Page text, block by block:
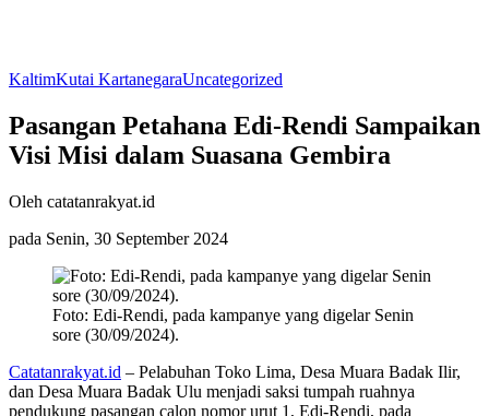
KaltimKutai KartanegaraUncategorized
Pasangan Petahana Edi-Rendi Sampaikan
Visi Misi dalam Suasana Gembira
Oleh catatanrakyat.id
pada Senin, 30 September 2024
Foto: Edi-Rendi, pada kampanye yang digelar Senin
sore (30/09/2024).
Catatanrakyat.id – Pelabuhan Toko Lima, Desa Muara Badak Ilir,
dan Desa Muara Badak Ulu menjadi saksi tumpah ruahnya
pendukung pasangan calon nomor urut 1, Edi-Rendi, pada